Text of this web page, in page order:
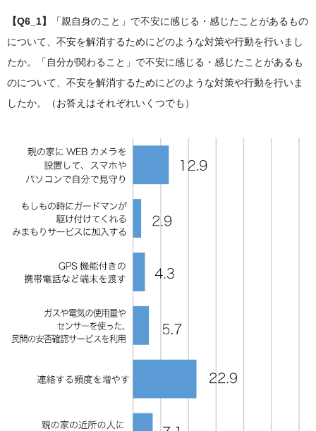
【Q6_1】
「親自身のこと」で不安に感じる・感じたことがあるもの
について、不安を解消するためにどのような対策や行動を行いまし
たか。「自分が関わること」で不安に感じる・感じたことがあるも
のについて、不安を解消するためにどのような対策や行動を行いま
したか。（お答えはそれぞれいくつでも）